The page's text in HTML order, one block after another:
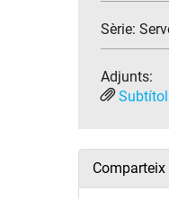
Sèrie:
Adjunts: